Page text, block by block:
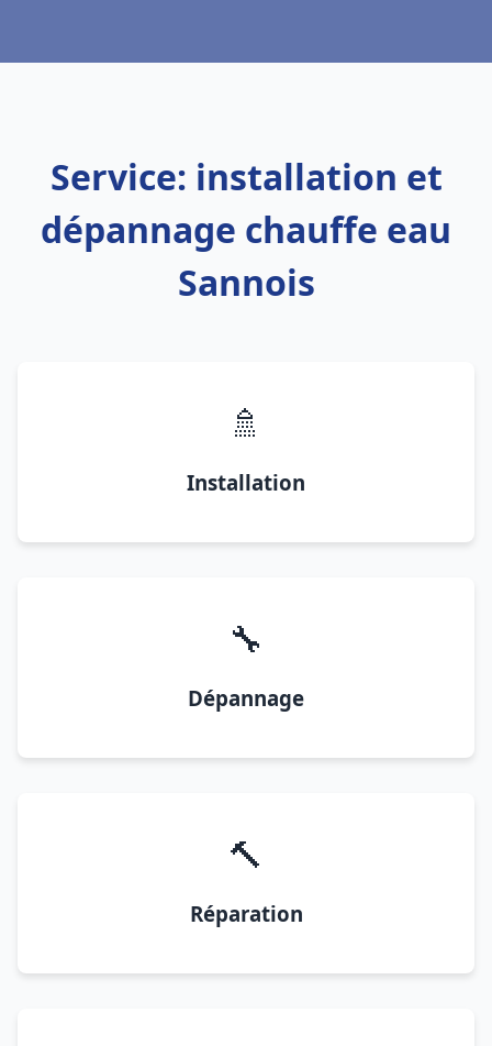
Service: installation et
dépannage chauffe eau
Sannois
🚿
Installation
🔧
Dépannage
🔨
Réparation